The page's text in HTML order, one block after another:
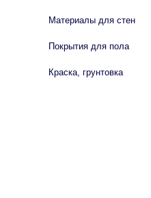
Материалы для стен
Покрытия для пола
Краска, грунтовка